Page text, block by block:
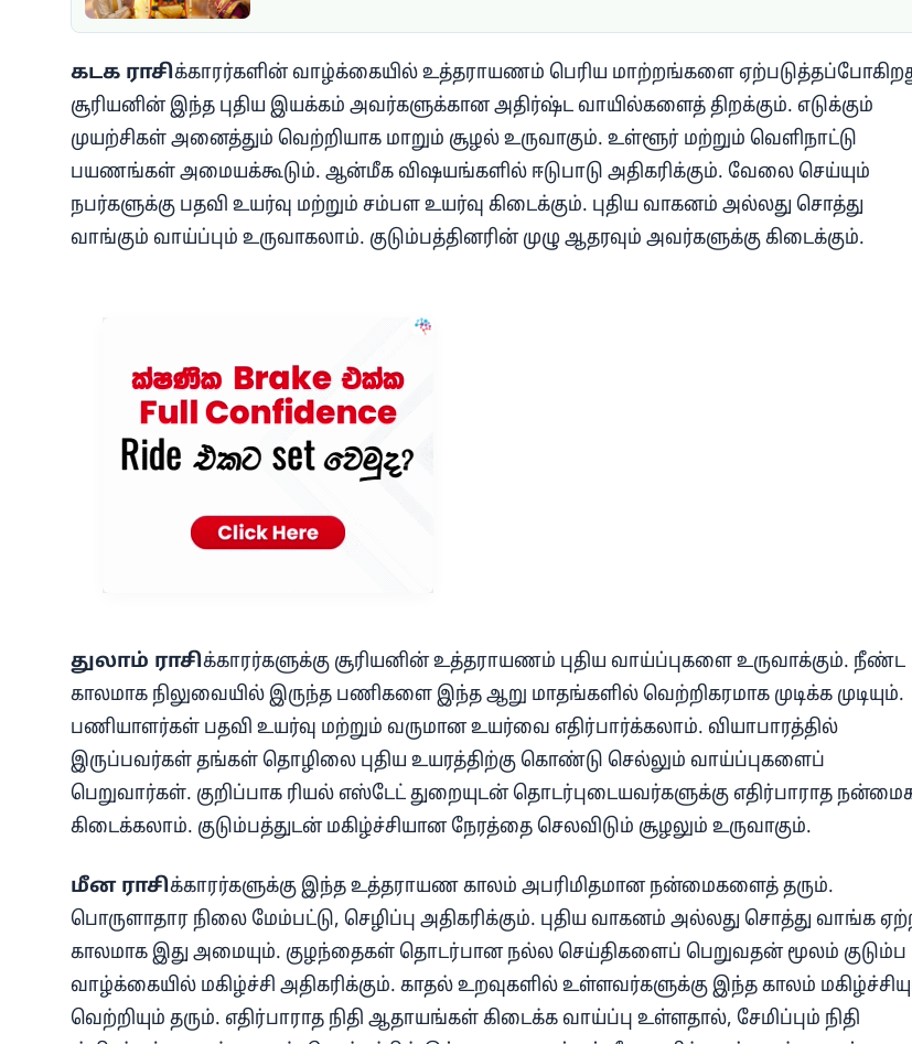
கடக ராசிக்காரர்களின் வாழ்க்கையில் உத்தராயணம் பெரிய மாற்றங்களை
சூரியனின் இந்த புதிய இயக்கம் அவர்களுக்கான அதிர்ஷ்ட வாயில்களைத் திறக்கும். எடுக்கும்
முயற்சிகள் அனைத்தும் வெற்றியாக மாறும் சூழல் உருவாகும். உள்ளூர் மற்றும் வெளிநாட்டு
பயணங்கள் அமையக்கூடும். ஆன்மீக விஷயங்களில் ஈடுபாடு அதிகரிக்கும். வேலை செய்யும்
நபர்களுக்கு பதவி உயர்வு மற்றும் சம்பள உயர்வு கிடைக்கும். புதிய வாகனம் அல்லது சொத்து
வாங்கும் வாய்ப்பும் உருவாகலாம். குடும்பத்தினரின் முழு ஆதரவும் அவர்களுக்கு கிடைக்கும்.
துலாம் ராசிக்காரர்களுக்கு சூரியனின் உத்தராயணம் புதிய வாய்ப்புகளை உருவாக்கும். நீண்ட
காலமாக நிலுவையில் இருந்த பணிகளை இந்த ஆறு மாதங்களில் வெற்றிகரமாக முடிக்க முடியும்.
பணியாளர்கள் பதவி உயர்வு மற்றும் வருமான உயர்வை எதிர்பார்க்கலாம். வியாபாரத்தில்
இருப்பவர்கள் தங்கள் தொழிலை புதிய உயரத்திற்கு கொண்டு செல்லும் வாய்ப்புகளைப்
பெறுவார்கள். குறிப்பாக ரியல் எஸ்டேட் துறையுடன் தொடர்புடையவர்களுக்கு எதிர்பாராத
கிடைக்கலாம். குடும்பத்துடன் மகிழ்ச்சியான நேரத்தை செலவிடும் சூழலும் உருவாகும்.
மீன ராசிக்காரர்களுக்கு இந்த உத்தராயண காலம் அபரிமிதமான நன்மைகளைத் தரும்.
பொருளாதார நிலை மேம்பட்டு, செழிப்பு அதிகரிக்கும். புதிய வாகனம் அல்லது சொத்து வாங்க
காலமாக இது அமையும். குழந்தைகள் தொடர்பான நல்ல செய்திகளைப் பெறுவதன் மூலம் குடும்ப
வாழ்க்கையில் மகிழ்ச்சி அதிகரிக்கும். காதல் உறவுகளில் உள்ளவர்களுக்கு இந்த காலம்
வெற்றியும் தரும். எதிர்பாராத நிதி ஆதாயங்கள் கிடைக்க வாய்ப்பு உள்ளதால், சேமிப்பும் நிதி